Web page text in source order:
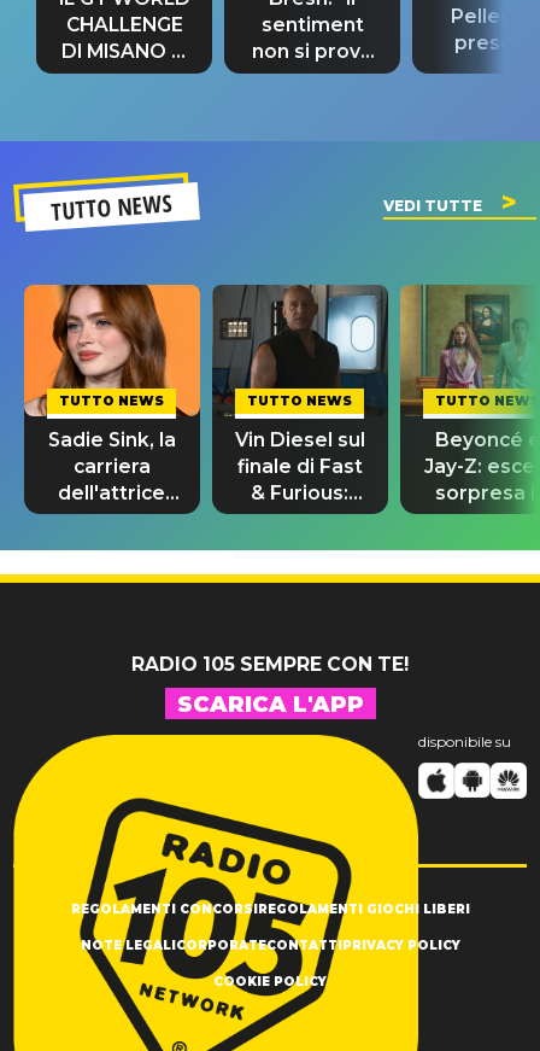
CHALLENGE
DI MISANO si
riconferma
sentiment
non si prova
fino alla notte
“Così
TUTTO NEWS VEDI TUTTE
TUTTO NEWS
Sadie Sink, la
carriera
dell'attrice
da Stranger
Things a
Spider-Man
TUTTO NEWS
Vin Diesel sul
finale di Fast
& Furious:
“Sto ancora
piangendo”
TUTTO NEWS
Beyoncé e
Jay-Z: esce
sorpresa il
remix di
“Morning
Dew
RADIO 105 SEMPRE CON TE!
SCARICA L'APP
disponibile su
REGOLAMENTI CONCORSIREGOLAMENTI GIOCHI LIBERI
NOTE LEGALICORPORATECONTATTIPRIVACY POLICY
COOKIE POLICY